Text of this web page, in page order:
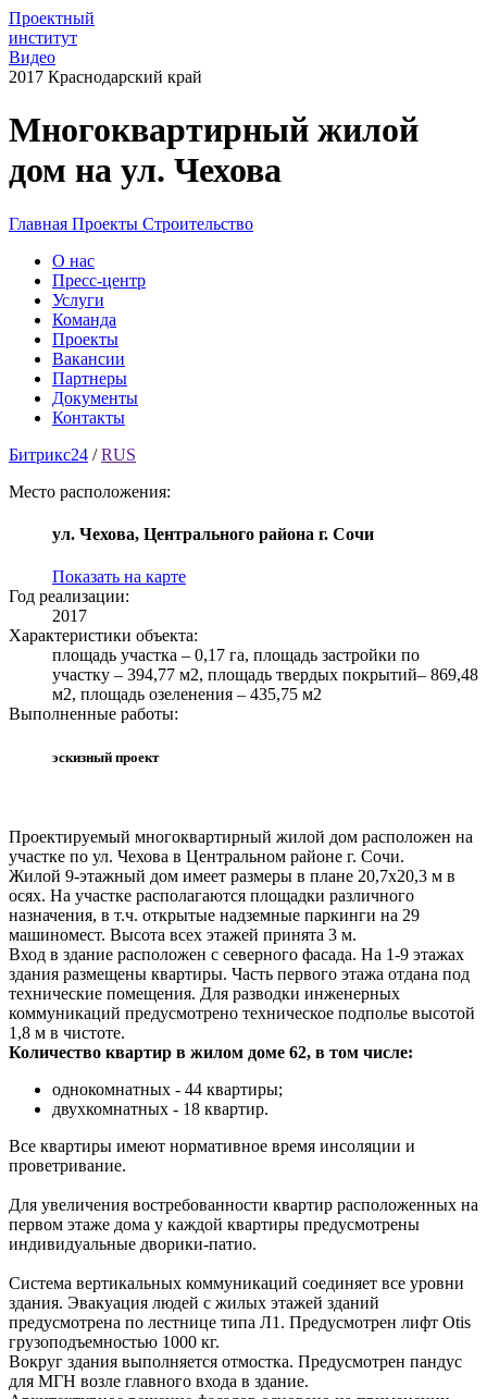
Проектный
институт
Видео
2017 Краснодарский край
Многоквартирный жилой
дом на ул. Чехова
Главная Проекты Строительство
О нас
Пресс-центр
Услуги
Команда
Проекты
Вакансии
Партнеры
Документы
Контакты
Битрикс24 / RUS
Место расположения:
ул. Чехова, Центрального района г. Сочи
Показать на карте
Год реализации:
2017
Характеристики объекта:
площадь участка – 0,17 га, площадь застройки по
участку – 394,77 м2, площадь твердых покрытий– 869,48
м2, площадь озеленения – 435,75 м2
Выполненные работы:
эскизный проект
Проектируемый многоквартирный жилой дом расположен на
участке по ул. Чехова в Центральном районе г. Сочи.
Жилой 9-этажный дом имеет размеры в плане 20,7х20,3 м в
осях. На участке располагаются площадки различного
назначения, в т.ч. открытые надземные паркинги на 29
машиномест. Высота всех этажей принята 3 м.
Вход в здание расположен с северного фасада. На 1-9 этажах
здания размещены квартиры. Часть первого этажа отдана под
технические помещения. Для разводки инженерных
коммуникаций предусмотрено техническое подполье высотой
1,8 м в чистоте.
Количество квартир в жилом доме 62, в том числе:
однокомнатных - 44 квартиры;
двухкомнатных - 18 квартир.
Все квартиры имеют нормативное время инсоляции и
проветривание.
Для увеличения востребованности квартир расположенных на
первом этаже дома у каждой квартиры предусмотрены
индивидуальные дворики-патио.
Система вертикальных коммуникаций соединяет все уровни
здания. Эвакуация людей с жилых этажей зданий
предусмотрена по лестнице типа Л1. Предусмотрен лифт Otis
грузоподъемностью 1000 кг.
Вокруг здания выполняется отмостка. Предусмотрен пандус
для МГН возле главного входа в здание.